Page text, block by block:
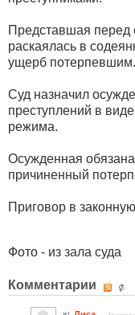
Представшая перед
раскаялась в
ущерб потерпевшим.
Суд назначил
преступлений в
режима.
Осужденная
причиненный
Приговор в
Фото - из зала суда
Комментарии